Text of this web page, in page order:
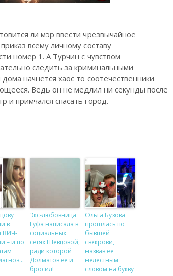
ли мэр ввести чрезвычайное
всему личному составу
номер 1. А Турчин с чувством
следить за криминальными
начнется хаос то соотечественники
Ведь он не медлил ни секунды после
и примчался спасать город.
в
ВИЧ-
– и по
Экс-любовница
Гуфа написала в
социальных
сетях Шевцовой,
ради которой
Долматов ее и
бросил!
Ольга Бузова
прошлась по
бывшей
свекрови,
назвав ее
нелестным
словом на букву